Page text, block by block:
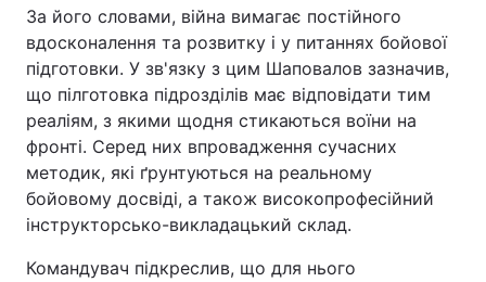
За його словами, війна вимагає постійного
вдосконалення та розвитку і у питаннях бойової
підготовки. У зв'язку з цим Шаповалов зазначив,
що пілготовка підрозділів має відповідати тим
реаліям, з якими щодня стикаються воїни на
фронті. Серед них впровадження сучасних
методик, які ґрунтуються на реальному
бойовому досвіді, а також високопрофесійний
інструкторсько-викладацький склад.
Командувач підкреслив, що для нього